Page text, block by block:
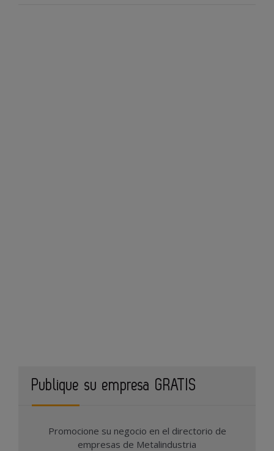
Publique su empresa GRATIS
Promocione su negocio en el directorio de
empresas de Metalindustria